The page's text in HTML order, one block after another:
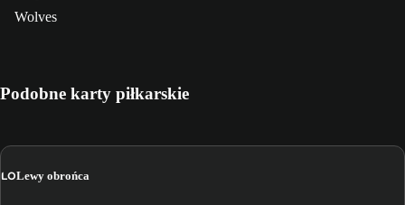
Wolves
Podobne karty piłkarskie
LOLewy obrońca